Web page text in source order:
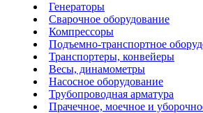
Генераторы
Сварочное оборудование
Компрессоры
Подъемно-транспортное
Транспортеры, конвейеры
Весы, динамометры
Насосное оборудование
Трубопроводная арматура
Прачечное, моечное и